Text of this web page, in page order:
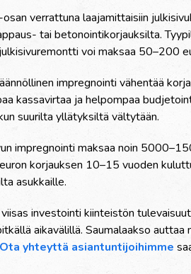
verrattuna laajamittaisiin
tai betonointikorjauksilta.
voi maksaa 50–200
impregnointi vähentää
kassavirtaa ja helpompaa
suurilta yllätyksiltä vältytään.
impregnointi maksaa noin
korjauksen 10–15 vuoden
asukkaille.
investointi kiinteistön
aikavälillä. Saumalaakso
Ota yhteyttä asiantuntijoihimme